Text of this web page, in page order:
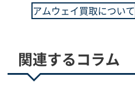
アムウェイ買取について
関連するコラム